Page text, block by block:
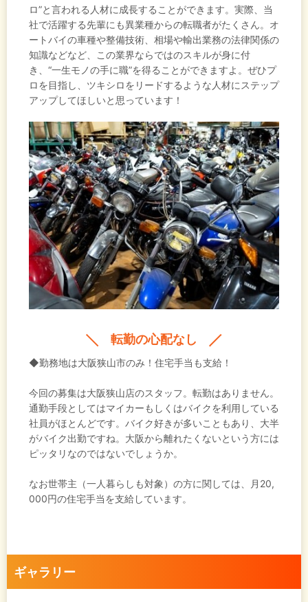
ロ”と言われる人材に成長することができます。実際、当
社で活躍する先輩にも異業種からの転職者がたくさん。オ
ートバイの車種や整備技術、相場や輸出業務の法律関係の
知識などなど、この業界ならではのスキルが身に付
き、“一生モノの手に職”を得ることができますよ。ぜひプ
ロを目指し、ツキシロをリードするような人材にステップ
アップしてほしいと思っています！
転勤の心配なし
◆勤務地は大阪狭山市のみ！住宅手当も支給！
今回の募集は大阪狭山店のスタッフ。転勤はありません。
通勤手段としてはマイカーもしくはバイクを利用している
社員がほとんどです。バイク好きが多いこともあり、大半
がバイク出勤ですね。大阪から離れたくないという方には
ピッタリなのではないでしょうか。
なお世帯主（一人暮らしも対象）の方に関しては、月20,
000円の住宅手当を支給しています。
ギャラリー